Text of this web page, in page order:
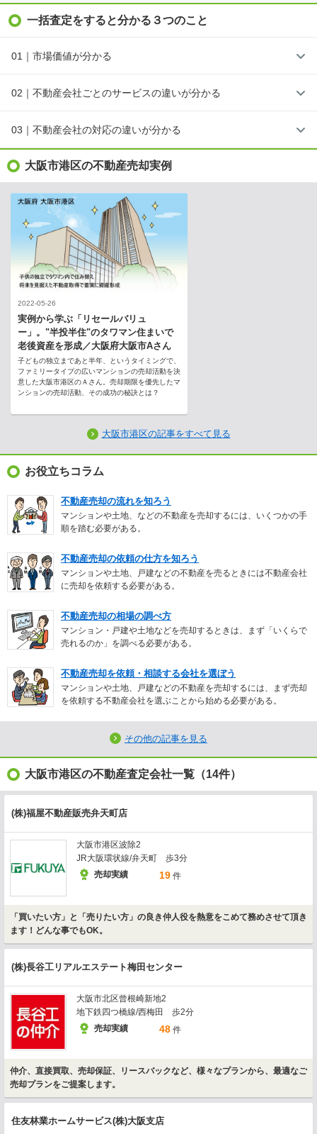
一括査定をすると分かる３つのこと
01｜市場価値が分かる
02｜不動産会社ごとのサービスの違いが分かる
03｜不動産会社の対応の違いが分かる
大阪市港区の不動産売却実例
2022-05-26
実例から学ぶ「リセールバリュ
ー」。"半投半住"のタワマン住まいで
老後資産を形成／大阪府大阪市Aさん
子どもの独立まであと半年、というタイミングで、
ファミリータイプの広いマンションの売却活動を決
意した大阪市港区のＡさん。売却期限を優先したマ
ンションの売却活動、その成功の秘訣とは？
大阪市港区の記事をすべて見る
お役立ちコラム
不動産売却の流れを知ろう
マンションや土地、などの不動産を売却するには、いくつかの手
順を踏む必要がある。
不動産売却の依頼の仕方を知ろう
マンションや土地、戸建などの不動産を売るときには不動産会社
に売却を依頼する必要がある。
不動産売却の相場の調べ方
マンション・戸建や土地などを売却するときは、まず「いくらで
売れるのか」を調べる必要がある。
不動産売却を依頼・相談する会社を選ぼう
マンションや土地、戸建などの不動産を売却するには、まず売却
を依頼する不動産会社を選ぶことから始める必要がある。
その他の記事を見る
大阪市港区の不動産査定会社一覧（14件）
(株)福屋不動産販売弁天町店
大阪市港区波除2
JR大阪環状線/弁天町 歩3分
売却実績
19 件
「買いたい方」と「売りたい方」の良き仲人役を熱意をこめて務めさせて頂き
ます！どんな事でもOK。
(株)長谷工リアルエステート梅田センター
大阪市北区曾根崎新地2
地下鉄四つ橋線/西梅田 歩2分
売却実績
48 件
仲介、直接買取、売却保証、リースバックなど、様々なプランから、最適なご
売却プランをご提案します。
住友林業ホームサービス(株)大阪支店